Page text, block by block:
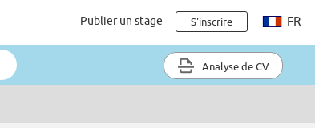
Publier un stage S'inscrire FR
Analyse de CV